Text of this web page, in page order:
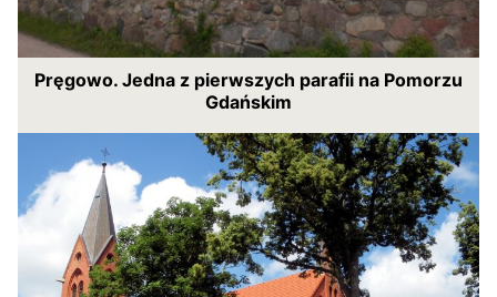
Pręgowo. Jedna z pierwszych parafii na Pomorzu
Gdańskim